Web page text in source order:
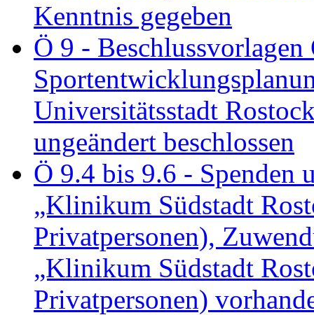
Kenntnis gegeben
Ö 9 - Beschlussvorlagen
Universitätsstadt
ungeändert beschlossen
Ö 9.4 bis 9.6 -
„Klinikum Südstadt
Privatpersonen),
„Klinikum Südstadt
Privatpersonen)